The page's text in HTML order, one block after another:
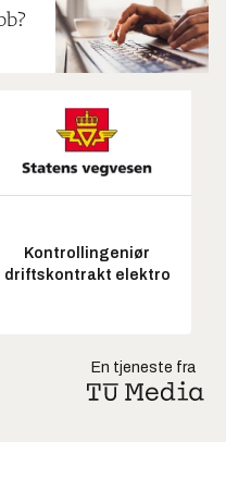
Kontrollingeniør
driftskontrakt elektro
En tjeneste fra